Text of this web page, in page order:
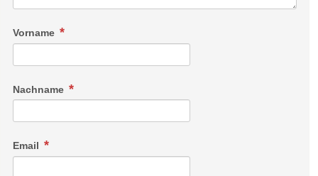
Vorname
Nachname
Email